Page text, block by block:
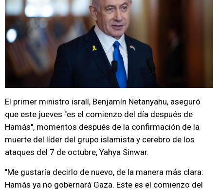
El primer ministro isralí, Benjamín Netanyahu, aseguró
que este jueves "es el comienzo del día después de
Hamás", momentos después de la confirmación de la
muerte del líder del grupo islamista y cerebro de los
ataques del 7 de octubre, Yahya Sinwar.
"Me gustaría decirlo de nuevo, de la manera más clara:
Hamás ya no gobernará Gaza. Este es el comienzo del